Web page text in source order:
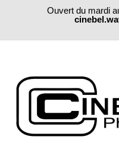
Ouvert du mardi